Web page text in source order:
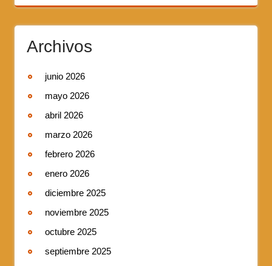
Archivos
junio 2026
mayo 2026
abril 2026
marzo 2026
febrero 2026
enero 2026
diciembre 2025
noviembre 2025
octubre 2025
septiembre 2025